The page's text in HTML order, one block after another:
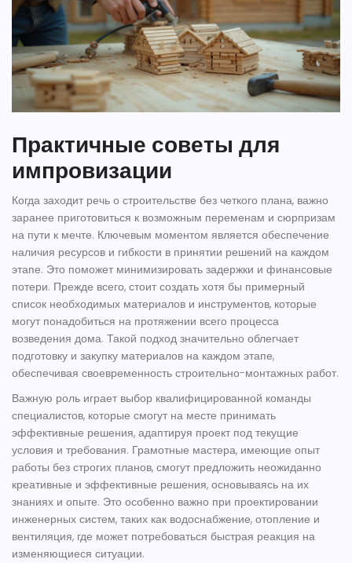
Практичные советы для
импровизации
Когда заходит речь о строительстве без четкого плана, важно
заранее приготовиться к возможным переменам и сюрпризам
на пути к мечте. Ключевым моментом является обеспечение
наличия ресурсов и гибкости в принятии решений на каждом
этапе. Это поможет минимизировать задержки и финансовые
потери. Прежде всего, стоит создать хотя бы примерный
список необходимых материалов и инструментов, которые
могут понадобиться на протяжении всего процесса
возведения дома. Такой подход значительно облегчает
подготовку и закупку материалов на каждом этапе,
обеспечивая своевременность строительно-монтажных работ.
Важную роль играет выбор квалифицированной команды
специалистов, которые смогут на месте принимать
эффективные решения, адаптируя проект под текущие
условия и требования. Грамотные мастера, имеющие опыт
работы без строгих планов, смогут предложить неожиданно
креативные и эффективные решения, основываясь на их
знаниях и опыте. Это особенно важно при проектировании
инженерных систем, таких как водоснабжение, отопление и
вентиляция, где может потребоваться быстрая реакция на
изменяющиеся ситуации.